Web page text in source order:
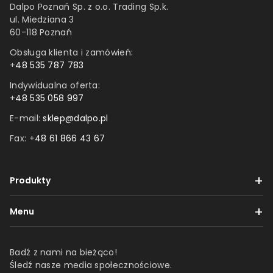
Dalpo Poznań Sp. z o.o. Trading Sp.k.
ul. Miedziana 3
60-118 Poznań
Obsługa klienta i zamówień:
+48 535 787 783
Indywidualna oferta:
+48 535 058 997
E-mail:sklep@dalpo.pl
Fax: +48 61 866 43 67
Produkty
Etykiety
Folie
Menu
Reklamacje i zwroty
Badź z nami na bieżąco!
Śledź nasze media społecznościowe.